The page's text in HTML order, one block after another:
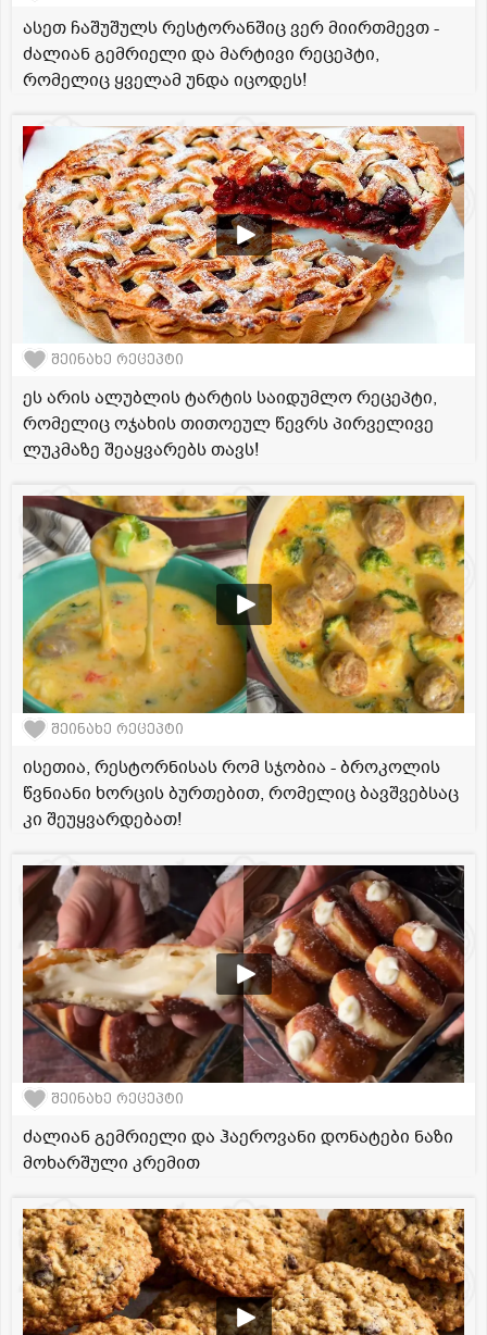
ასეთ ჩაშუშულს რესტორანშიც ვერ მიირთმევთ -
ძალიან გემრიელი და მარტივი რეცეპტი,
რომელიც ყველამ უნდა იცოდეს!
შეინახე რეცეპტი
ეს არის ალუბლის ტარტის საიდუმლო რეცეპტი,
რომელიც ოჯახის თითოეულ წევრს პირველივე
ლუკმაზე შეაყვარებს თავს!
შეინახე რეცეპტი
ისეთია, რესტორნისას რომ სჯობია - ბროკოლის
წვნიანი ხორცის ბურთებით, რომელიც ბავშვებსაც
კი შეუყვარდებათ!
შეინახე რეცეპტი
ძალიან გემრიელი და ჰაეროვანი დონატები ნაზი
მოხარშული კრემით